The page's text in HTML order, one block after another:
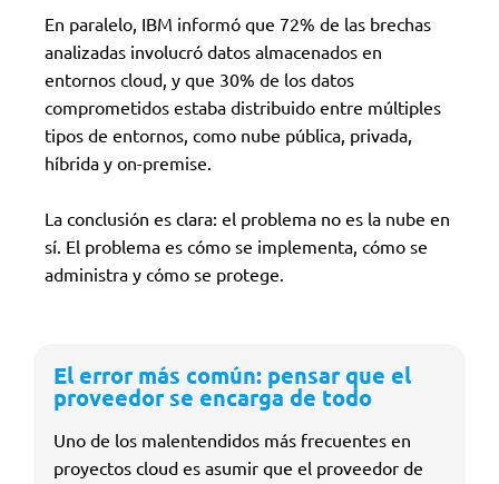
En paralelo, IBM informó que 72% de las brechas
analizadas involucró datos almacenados en
entornos cloud, y que 30% de los datos
comprometidos estaba distribuido entre múltiples
tipos de entornos, como nube pública, privada,
híbrida y on-premise.
La conclusión es clara: el problema no es la nube en
sí. El problema es cómo se implementa, cómo se
administra y cómo se protege.
El error más común: pensar que el
proveedor se encarga de todo
Uno de los malentendidos más frecuentes en
proyectos cloud es asumir que el proveedor de